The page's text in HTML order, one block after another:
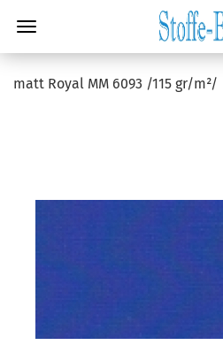
matt Royal MM 6093 /115 gr/m²/